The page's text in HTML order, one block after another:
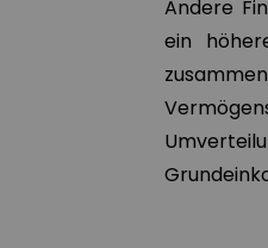
Andere
ein